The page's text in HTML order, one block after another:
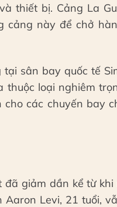
thiết bị. Cảng La
cảng này để chở
sân bay quốc tế
thuộc loại nghiêm
các chuyến bay
giảm dần kể từ
Levi, 21 tuổi,